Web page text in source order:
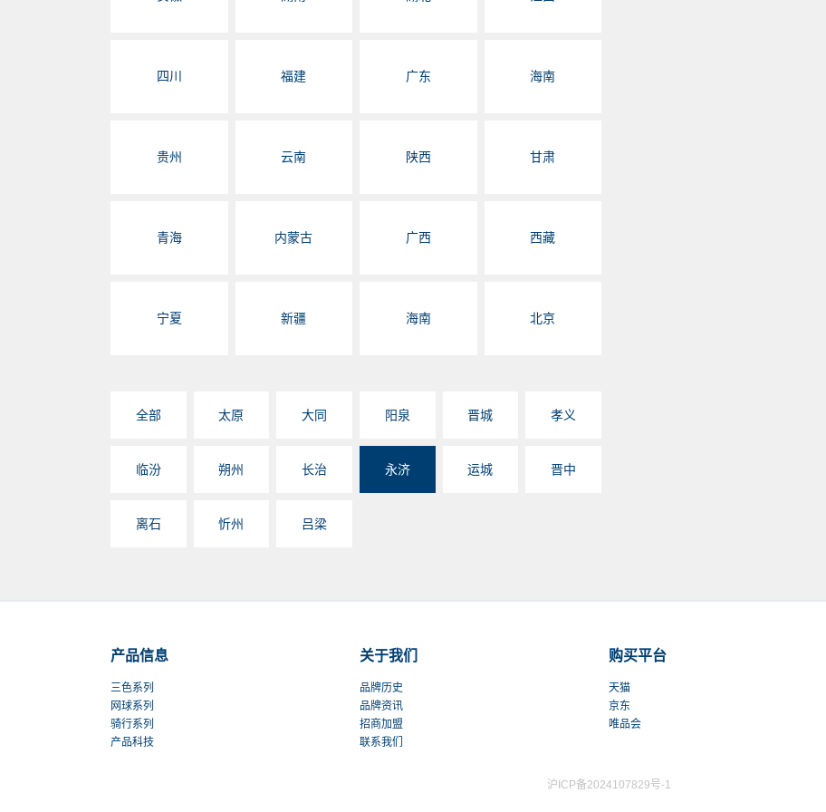
四川 福建 广东 海南
贵州 云南 陕西 甘肃
青海 内蒙古 广西 西藏
宁夏 新疆 海南 北京
全部 太原 大同 阳泉 晋城 孝义
临汾 朔州 长治 永济 运城 晋中
离石 忻州 吕梁
产品信息
三色系列
网球系列
骑行系列
产品科技
关于我们
品牌历史
品牌资讯
招商加盟
联系我们
购买平台
天猫
京东
唯品会
沪ICP备2024107829号-1